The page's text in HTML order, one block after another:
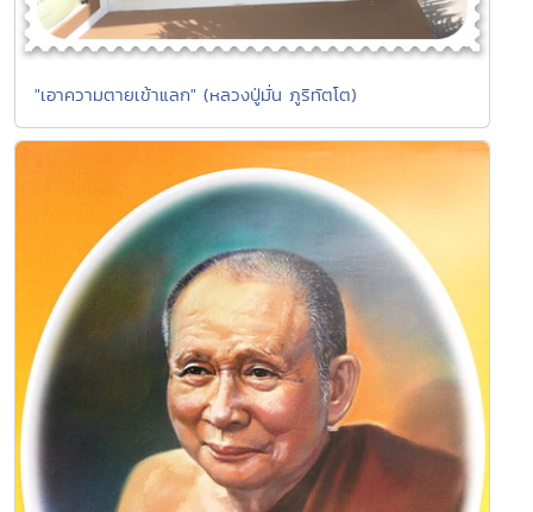
"เอาความตายเข้าแลก" (หลวงปู่มั่น ภูริทัตโต)